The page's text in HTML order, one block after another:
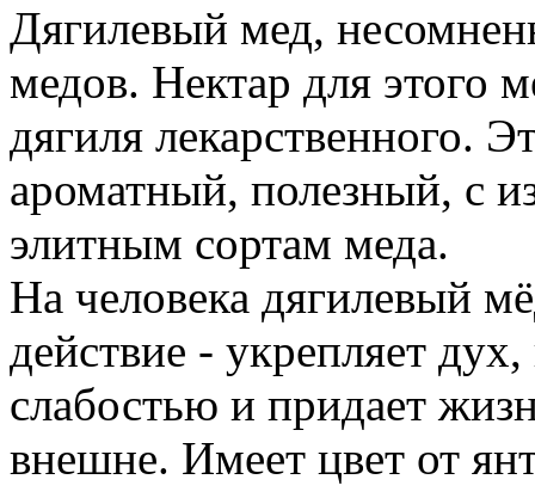
Дягилевый мед,
медов. Нектар для этого
дягиля лекарственного.
ароматный, полезный, с
элитным сортам меда.
На человека дягилевый
действие - укрепляет
слабостью и придает
внешне. Имеет цвет от